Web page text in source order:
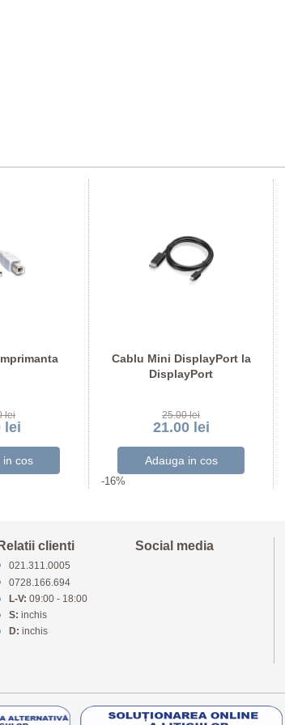
lei
lei
Cablu Mini DisplayPort la
DisplayPort
25.00 lei
21.00 lei
-16%
Relatii clienti
021.311.0005
0728.166.694
L-V: 09:00 - 18:00
S: inchis
D: inchis
Social media